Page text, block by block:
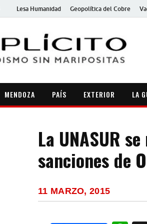
Lesa Humanidad Geopolítica del Cobre
MENDOZA PAÍS EXTERIOR LA
La UNASUR
sanciones de
11 MARZO, 2015